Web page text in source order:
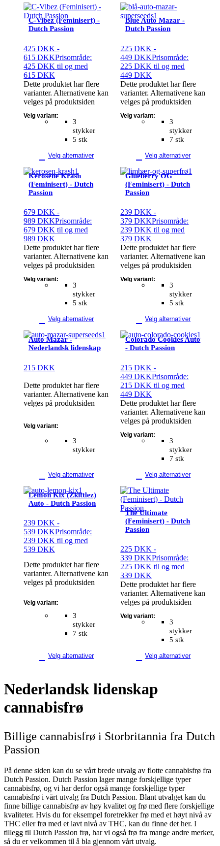
C-Vibez (Feminisert) -
Dutch Passion
425 DKK -
615 DKKPrisområde:
425 DKK til og med
615 DKK
3
stykker
5 stk
Velg variant:
Velg alternativer
Dette produktet har flere
varianter. Alternativene kan
velges på produktsiden
Blue Auto Mazar -
Dutch Passion
225DKK -
449DKKPrisområde:
225 DKK til og med
449 DKK
3
stykker
7 stk
Velg variant:
Velg alternativer
Dette produktet har flere
varianter. Alternativene kan
velges på produktsiden
Kerosene Krash
(Feminisert) - Dutch
Passion
679 DKK -
989 DKKPrisområde:
679 DKK til og med
989 DKK
3
stykker
5 stk
Velg variant:
Velg alternativer
Dette produktet har flere
varianter. Alternativene kan
velges på produktsiden
Glueberry OG
(Feminisert) - Dutch
Passion
239DKK -
379DKKPrisområde:
239 DKK til og med
379 DKK
3
stykker
5 stk
Velg variant:
Velg alternativer
Dette produktet har flere
varianter. Alternativene kan
velges på produktsiden
Auto Mazar -
Nederlandsk lidenskap
215 DKK
3
stykker
Velg variant:
Velg alternativer
Dette produktet har flere
varianter. Alternativene kan
velges på produktsiden
Colorado Cookies Auto
- Dutch Passion
215DKK -
449DKKPrisområde:
215 DKK til og med
449 DKK
3
stykker
7 stk
Velg variant:
Velg alternativer
Dette produktet har flere
varianter. Alternativene kan
velges på produktsiden
Lemon Kix (Zkittlez)
Auto - Dutch Passion
239 DKK -
539 DKKPrisområde:
239 DKK til og med
539 DKK
3
stykker
7 stk
Velg variant:
Velg alternativer
Dette produktet har flere
varianter. Alternativene kan
velges på produktsiden
The Ultimate
(Feminisert) - Dutch
Passion
225DKK -
339DKKPrisområde:
225 DKK til og med
339 DKK
3
stykker
5 stk
Velg variant:
Velg alternativer
Dette produktet har flere
varianter. Alternativene kan
velges på produktsiden
Nederlandsk lidenskap
cannabisfrø
Billige cannabisfrø i Storbritannia fra Dutch
Passion
På denne siden kan du se vårt brede utvalg av flotte cannabisfrø fra
Dutch Passion. Dutch Passion lager mange forskjellige typer
cannabisfrø, og vi har derfor også mange forskjellige typer
cannabisfrø i vårt utvalg fra Dutch Passion. Blant utvalget kan du
finne billige cannabisfrø av høy kvalitet og frø med flere forskjellige
kvaliteter. Hvis du for eksempel foretrekker frø med et høyt nivå av
THC eller frø med et lavt nivå av THC, kan du finne det her. I
tillegg til Dutch Passion frø, har vi også frø fra mange andre merker,
så du er velkommen til å bla gjennom vårt utvalg.